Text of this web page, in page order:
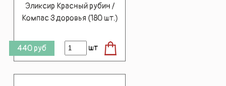
Эликсир Красный рубин /
Компас Здоровья (180 шт.)
440 руб шт